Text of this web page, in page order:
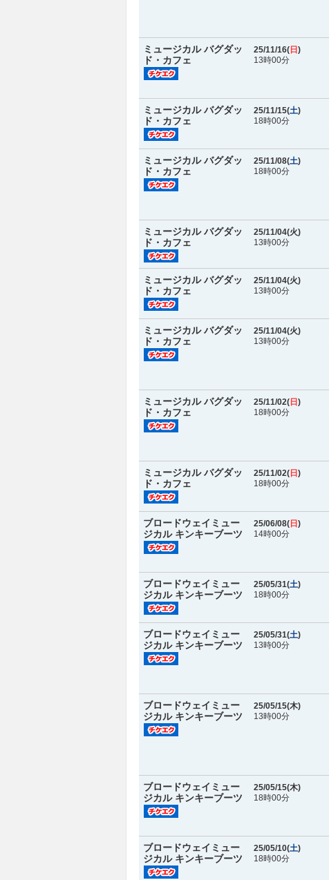
ミュージカル バグダッ
ド・カフェ
25/11/16( 日 )
13時00分
ミュージカル バグダッ
ド・カフェ
25/11/15(土)
18時00分
ミュージカル バグダッ
ド・カフェ
25/11/08(土)
18時00分
ミュージカル バグダッ
ド・カフェ
25/11/04(火)
13時00分
ミュージカル バグダッ
ド・カフェ
25/11/04(火)
13時00分
ミュージカル バグダッ
ド・カフェ
25/11/04(火)
13時00分
ミュージカル バグダッ
ド・カフェ
25/11/02( 日 )
18時00分
ミュージカル バグダッ
ド・カフェ
25/11/02( 日 )
18時00分
ブロードウェイミュー
ジカル キンキーブーツ
25/06/08( 日 )
14時00分
ブロードウェイミュー
ジカル キンキーブーツ
25/05/31(土)
18時00分
ブロードウェイミュー
ジカル キンキーブーツ
25/05/31(土)
13時00分
ブロードウェイミュー
ジカル キンキーブーツ
25/05/15(木)
13時00分
ブロードウェイミュー
ジカル キンキーブーツ
25/05/15(木)
18時00分
ブロードウェイミュー
ジカル キンキーブーツ
25/05/10(土)
18時00分